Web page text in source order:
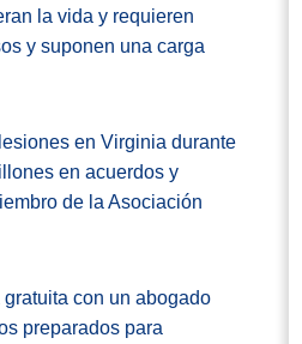
la vida y requieren
y suponen una carga
en Virginia durante
en acuerdos y
de la Asociación
con un abogado
preparados para